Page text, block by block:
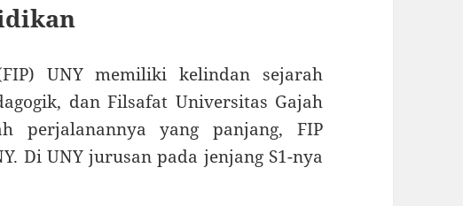
UNY memiliki kelindan sejarah
dan Filsafat Universitas Gajah
perjalanannya yang panjang, FIP
Di UNY jurusan pada jenjang S1-nya